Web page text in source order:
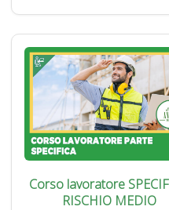
Corso lavoratore
RISCHIO MEDIO